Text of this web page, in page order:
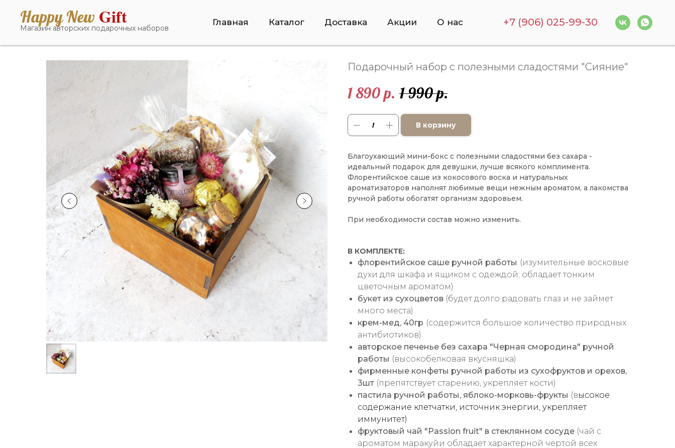
Happy New Gift
Магазин авторских подарочных наборов
Главная Каталог Доставка Акции О нас +7 (906) 025-99-30
Подарочный набор с полезными сладостями "Сияние"
1 890р. 1 990р.
В корзину
Благоухающий мини-бокс с полезными сладостями без сахара -
идеальный подарок для девушки, лучше всякого комплимента.
Флорентийское саше из кокосового воска и натуральных
ароматизаторов наполнят любимые вещи нежным ароматом, а лакомства
ручной работы обогатят организм здоровьем.
При необходимости состав можно изменить.
В КОМПЛЕКТЕ:
флорентийское саше ручной работы (изумительные восковые
духи для шкафа и ящиком с одеждой; обладает тонким
цветочным ароматом)
букет из сухоцветов (будет долго радовать глаз и не займет
много места)
крем-мед, 40гр (содержится большое количество природных
антибиотиков)
авторское печенье без сахара "Черная смородина" ручной
работы (высокобелковая вкусняшка)
фирменные конфеты ручной работы из сухофруктов и орехов,
3шт (препятствует старению, укрепляет кости)
пастила ручной работы, яблоко-морковь-фрукты (высокое
содержание клетчатки, источник энергии, укрепляет
иммунитет)
фруктовый чай "Passion fruit" в стеклянном сосуде (чай с
ароматом маракуйи обладает характерной чертой всех